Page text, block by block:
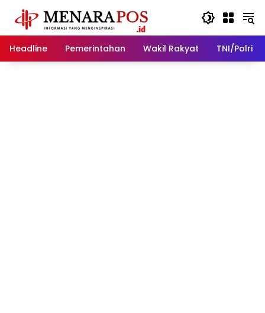
konten
Headline
Pemerintahan Wakil Rakyat TNI/Polri